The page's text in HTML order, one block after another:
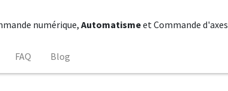
numérique,Automatismeet Commande d'axes
FAQ Blog